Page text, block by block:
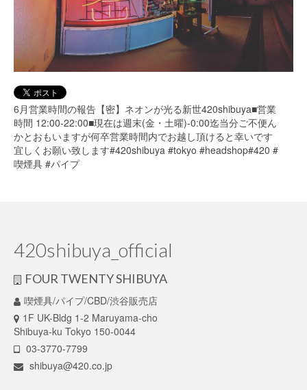
www.h4wp.com
420friendly 通販
6月営業時間の報告【密】ネオンが光る新世420shibuya■営業
時間 12:00-22:00■現在は週末(金・土曜)-0:00迄当分ご不便ん
かとおもいますが何卒営業時間内でお越し頂けると幸いです
宜しくお願い致します#420shibuya #tokyo #headshop#420 #
喫煙具 #パイプ
420shibuya_official
FOUR TWENTY SHIBUYA
喫煙具/パイプ/CBD/渋谷販売店
1F UK-Bldg 1-2 Maruyama-cho
Shibuya-ku Tokyo 150-0044
03-3770-7799
shibuya@420.co.jp